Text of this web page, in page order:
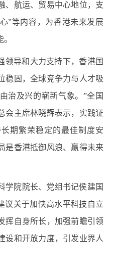
、航运、贸易中心地位，支
”等内容，为香港未来发展
领导和大力支持下，香港国
稳固，全球竞争力与人才吸
治及兴的崭新气象。”全国
会主席林晓辉表示，实践证
期繁荣稳定的最佳制度安
是香港抵御风浪、赢得未来
学院院长、党组书记侯建国
议关于加快高水平科技自立
挥自身所长，加强前瞻引领
设和开放力度，引发业界人